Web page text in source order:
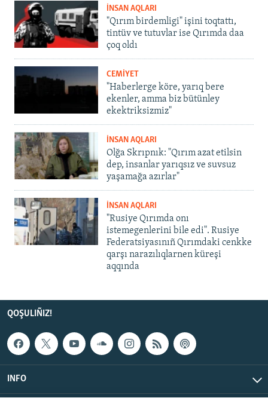
İNSAN AQLARI
"Qırım birdemligi" işini toqtattı,
tintüv ve tutuvlar ise Qırımda daa
çoq oldı
CEMİYET
"Haberlerge köre, yarıq bere
ekenler, amma biz bütünley
ekektriksizmiz"
İNSAN AQLARI
Olğa Skrıpnık: "Qırım azat etilsin
dep, insanlar yarıqsız ve suvsuz
yaşamağa azırlar"
İNSAN AQLARI
"Rusiye Qırımda onı
istemegenlerini bile edi". Rusiye
Federatsiyasınıñ Qırımdaki cenkke
qarşı narazılıqlarnen küreşi
aqqında
QOŞULIÑIZ!
INFO